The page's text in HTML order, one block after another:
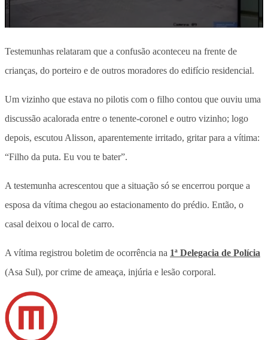
Testemunhas relataram que a confusão aconteceu na frente de
crianças, do porteiro e de outros moradores do edifício residencial.
Um vizinho que estava no pilotis com o filho contou que ouviu uma
discussão acalorada entre o tenente-coronel e outro vizinho; logo
depois, escutou Alisson, aparentemente irritado, gritar para a vítima:
“Filho da puta. Eu vou te bater”.
A testemunha acrescentou que a situação só se encerrou porque a
esposa da vítima chegou ao estacionamento do prédio. Então, o
casal deixou o local de carro.
A vítima registrou boletim de ocorrência na 1ª Delegacia de Polícia
(Asa Sul), por crime de ameaça, injúria e lesão corporal.